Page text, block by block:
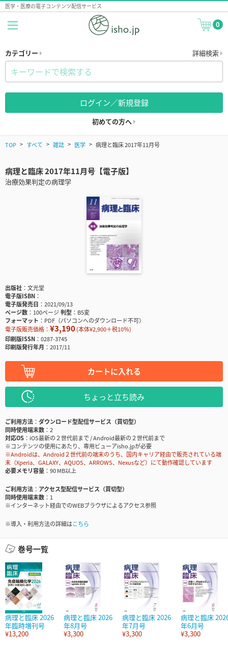
医学・医療の電子コンテンツ配信サービス
0
カテゴリー 詳細検索
ログイン／新規登録
初めての方へ
TOP すべて 雑誌 医学 病理と臨床 2017年11月号
病理と臨床 2017年11月号【電子版】
治療効果判定の病理学
出版社
文光堂
電子版ISBN
電子版発売日
2021/09/13
ページ数
100ページ判型
B5変
フォーマット
PDF（パソコンへのダウンロード不可）
電子版販売価格： ¥3,190(本体¥2,900＋税10％)
印刷版ISSN
0287-3745
印刷版発行年月
2017/11
カートに入れる
ちょっと立ち読み
ご利用方法
ダウンロード型配信サービス（買切型）
同時使用端末数
2
対応OS
iOS最新の２世代前まで / Android最新の２世代前まで
※コンテンツの使用にあたり、専用ビューアisho.jpが必要
※Androidは、Android２世代前の端末のうち、国内キャリア経由で販売されている端
末（Xperia、GALAXY、AQUOS、ARROWS、Nexusなど）にて動作確認しています
必要メモリ容量
90 MB以上
ご利用方法
アクセス型配信サービス（買切型）
同時使用端末数
1
※インターネット経由でのWEBブラウザによるアクセス参照
※導入・利用方法の詳細はこちら
巻号一覧
病理と臨床 2026
年臨時増刊号
¥13,200
病理と臨床 2026
年8月号
¥3,300
病理と臨床 2026
年7月号
¥3,300
病理と臨床
年6月号
¥3,300